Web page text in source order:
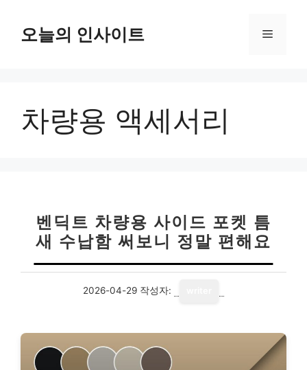
오늘의 인사이트 메
차량용 액세서리
벤딕트 차량용 사이드 포켓 틈
새 수납함 써보니 정말 편해요
2026-04-29 작성자: